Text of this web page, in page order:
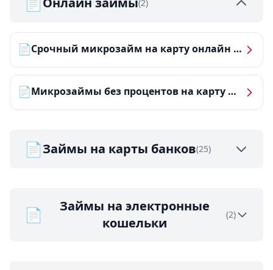
(2)
📄 Срочный микрозайм на карту онлайн — получить деньги за 5 минут
📄 Микрозаймы без процентов на карту — ТОП-10 за 2026 год
📄Займы на карты банков(25)
📄
Займы на электронные
кошельки
(2)